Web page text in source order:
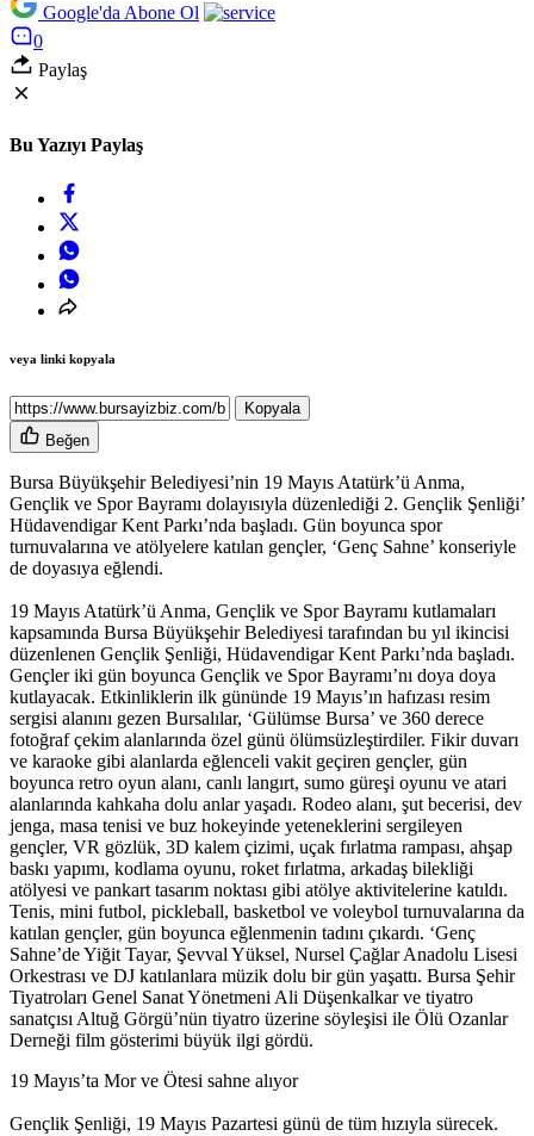
Google'da Abone Ol
0
Paylaş
Bu Yazıyı Paylaş
veya linki kopyala
Kopyala
Beğen
Bursa Büyükşehir Belediyesi’nin 19 Mayıs Atatürk’ü Anma,
Gençlik ve Spor Bayramı dolayısıyla düzenlediği 2. Gençlik Şenliği’
Hüdavendigar Kent Parkı’nda başladı. Gün boyunca spor
turnuvalarına ve atölyelere katılan gençler, ‘Genç Sahne’ konseriyle
de doyasıya eğlendi.
19 Mayıs Atatürk’ü Anma, Gençlik ve Spor Bayramı kutlamaları
kapsamında Bursa Büyükşehir Belediyesi tarafından bu yıl ikincisi
düzenlenen Gençlik Şenliği, Hüdavendigar Kent Parkı’nda başladı.
Gençler iki gün boyunca Gençlik ve Spor Bayramı’nı doya doya
kutlayacak. Etkinliklerin ilk gününde 19 Mayıs’ın hafızası resim
sergisi alanını gezen Bursalılar, ‘Gülümse Bursa’ ve 360 derece
fotoğraf çekim alanlarında özel günü ölümsüzleştirdiler. Fikir duvarı
ve karaoke gibi alanlarda eğlenceli vakit geçiren gençler, gün
boyunca retro oyun alanı, canlı langırt, sumo güreşi oyunu ve atari
alanlarında kahkaha dolu anlar yaşadı. Rodeo alanı, şut becerisi, dev
jenga, masa tenisi ve buz hokeyinde yeteneklerini sergileyen
gençler, VR gözlük, 3D kalem çizimi, uçak fırlatma rampası, ahşap
baskı yapımı, kodlama oyunu, roket fırlatma, arkadaş bilekliği
atölyesi ve pankart tasarım noktası gibi atölye aktivitelerine katıldı.
Tenis, mini futbol, pickleball, basketbol ve voleybol turnuvalarına da
katılan gençler, gün boyunca eğlenmenin tadını çıkardı. ‘Genç
Sahne’de Yiğit Tayar, Şevval Yüksel, Nursel Çağlar Anadolu Lisesi
Orkestrası ve DJ katılanlara müzik dolu bir gün yaşattı. Bursa Şehir
Tiyatroları Genel Sanat Yönetmeni Ali Düşenkalkar ve tiyatro
sanatçısı Altuğ Görgü’nün tiyatro üzerine söyleşisi ile Ölü Ozanlar
Derneği film gösterimi büyük ilgi gördü.
19 Mayıs’ta Mor ve Ötesi sahne alıyor
Gençlik Şenliği, 19 Mayıs Pazartesi günü de tüm hızıyla sürecek.